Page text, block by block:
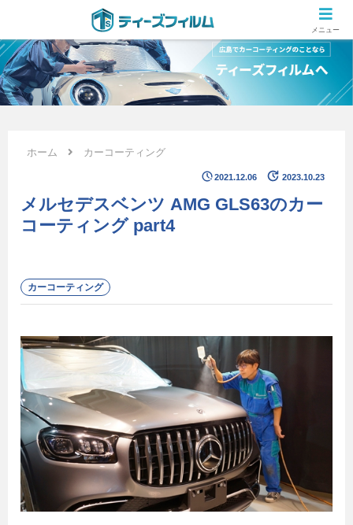
広島のカーコーティング専門店 ティーズフィルムの施工ブログ
ホーム カーコーティング
2021.12.06 2023.10.23
メルセデスベンツ AMG GLS63のカー
コーティング part4
カーコーティング
メニュー